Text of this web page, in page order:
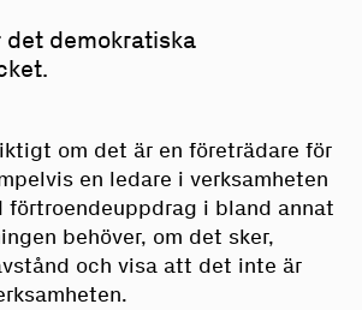
demokratiska
om det är en företrädare för
en ledare i verksamheten
förtroendeuppdrag i bland annat
behöver, om det sker,
och visa att det inte är